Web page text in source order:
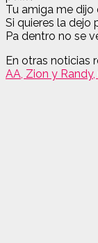
Tu amiga me dijo
Si quieres la dejo
Pa dentro no se
En otras noticias
AA, Zion y